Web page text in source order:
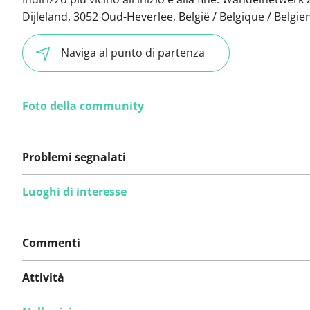
Dijleland, 3052 Oud-Heverlee, België / Belgique /
Naviga al punto di partenza
Foto della community
Problemi segnalati
segnalati problemi su
Luoghi di interesse
Commenti
Attività